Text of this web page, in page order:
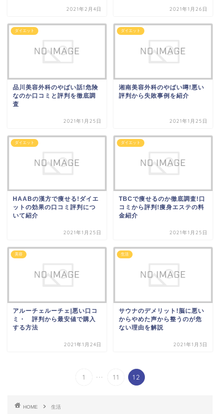
2021年2月4日 2021年1月26日
ダイエット
品川美容外科のやばい話!危険
なのか口コミと評判を徹底調
査
2021年1月25日
ダイエット
湘南美容外科のやばい噂!悪い
評判から失敗事例を紹介
2021年1月25日
ダイエット
HAABの漢方で痩せる!ダイエ
ットの効果の口コミ評判につ
いて紹介
2021年1月25日
ダイエット
TBCで痩せるのか徹底調査!口
コミから評判!痩身エステの料
金紹介
2021年1月25日
美容
アルーチェルーチェ|悪い口コ
ミ・ 評判から最安値で購入
する方法
2021年1月24日
生活
サウナのデメリット!脳に悪い
からやめた声から整うのが危
ない理由を解説
2021年1月3日
1 ... 11 12
HOME 生活